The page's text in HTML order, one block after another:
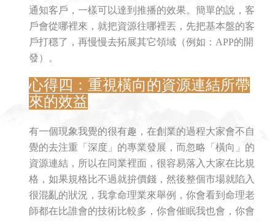
通知客戶，一樣可以達到推播的效果。簡單的說，客
戶會從哪裡來，就把資源往哪裡丟，先把基本盤的客
戶打穩了，再慢慢去拓展其它領域（例如：APP的開
發）。
心得四：重視橫向的資源連結所帶
來的效益
有一個現象我覺的很有趣，在創業的過程大家會不自
覺的去注重「深度」的專業發展，而忽略「橫向」的
資源連結，所以在同業裡面，很容易落入大家在比規
格，如果規格比不過就拚價錢，然後整個市場就陷入
很混亂的狀況，我拿命理業來舉例，你會看到命理老
師都在比誰會的技術比較多，你會催眠我也會，你會